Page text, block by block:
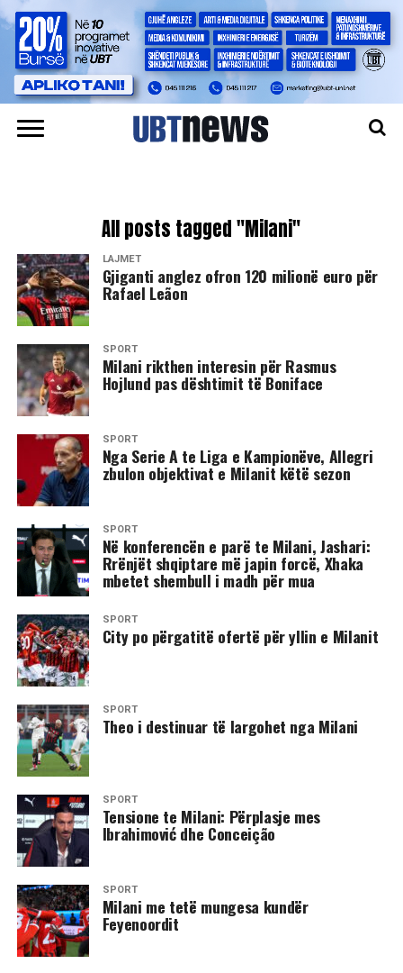
All posts tagged "Milani"
LAJMET
​Gjiganti anglez ofron 120 milionë euro për
Rafael Leãon
SPORT
Milani rikthen interesin për Rasmus
Hojlund pas dështimit të Boniface
SPORT
Nga Serie A te Liga e Kampionëve, Allegri
zbulon objektivat e Milanit këtë sezon
SPORT
Në konferencën e parë te Milani, Jashari:
Rrënjët shqiptare më japin forcë, Xhaka
mbetet shembull i madh për mua
SPORT
City po përgatitë ofertë për yllin e Milanit
SPORT
​Theo i destinuar të largohet nga Milani
SPORT
Tensione te Milani: Përplasje mes
Ibrahimović dhe Conceição
SPORT
​Milani me tetë mungesa kundër
Feyenoordit